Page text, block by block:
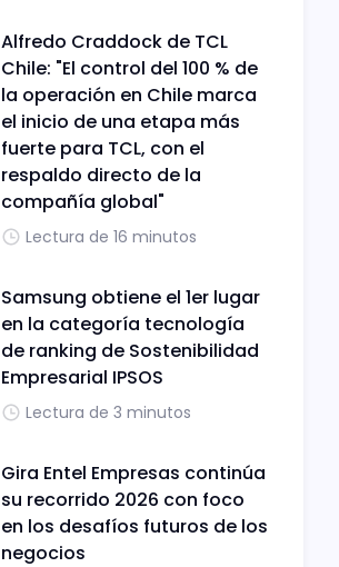
Alfredo Craddock de TCL
Chile: "El control del 100 % de
la operación en Chile marca
el inicio de una etapa más
fuerte para TCL, con el
respaldo directo de la
compañía global"
Lectura de 16 minutos
Samsung obtiene el 1er lugar
en la categoría tecnología
de ranking de Sostenibilidad
Empresarial IPSOS
Lectura de 3 minutos
Gira Entel Empresas continúa
su recorrido 2026 con foco
en los desafíos futuros de los
negocios